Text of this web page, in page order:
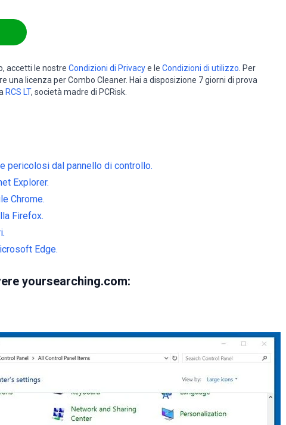
accetti le nostre Condizioni di Privacye le Condizioni di utilizzo . Per
licenza per Combo Cleaner. Hai a disposizione 7 giorni di prova
RCS LT, società madre di PCRisk.
pericolosi dal pannello di controllo.
Explorer.
Chrome.
Firefox.
Edge.
yoursearching.com: